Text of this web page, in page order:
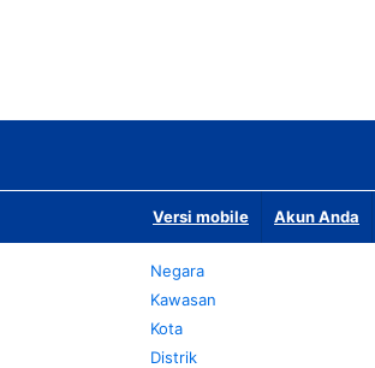
Versi mobile Akun Anda
Negara
Kawasan
Kota
Distrik